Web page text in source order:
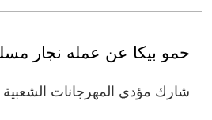
حمو بيكا عن عمله نجار
شارك مؤدي المهرجانات